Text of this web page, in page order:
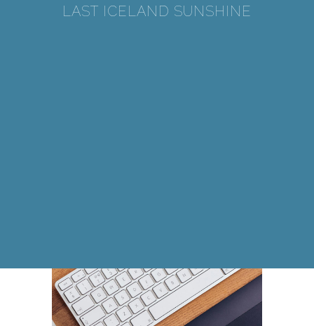
LAST ICELAND SUNSHINE